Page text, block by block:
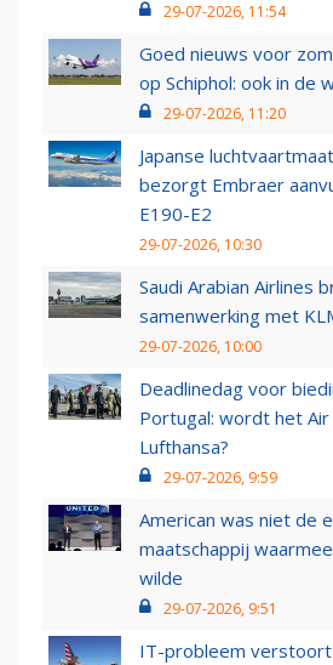
29-07-2026, 11:54
Goed nieuws voor
op Schiphol: ook in de
29-07-2026, 11:20
Japanse
bezorgt Embraer
E190-E2
29-07-2026, 10:30
Saudi Arabian Airlines
samenwerking met
29-07-2026, 10:00
Deadlinedag voor
Portugal: wordt het
Lufthansa?
29-07-2026, 9:59
American was niet de
maatschappij
wilde
29-07-2026, 9:51
IT-probleem